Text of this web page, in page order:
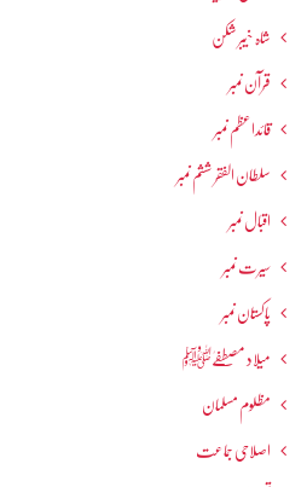
شاہ خیبر شکن
قرآن نمبر
قائداعظم نمبر
سلطان الفقر ششم نمبر
اقبال نمبر
سیرت نمبر
پاکستان نمبر
میلاد مصطفےٰﷺ
مظلوم مسلمان
اصلاحی جماعت